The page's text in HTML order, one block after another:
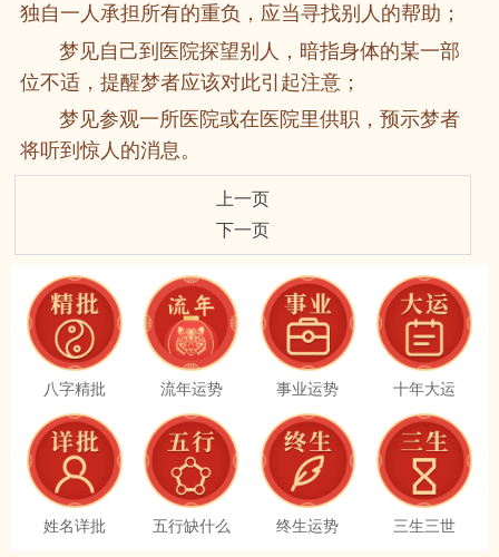
独自一人承担所有的重负，应当寻找别人的帮助；
梦见自己到医院探望别人，暗指身体的某一部
位不适，提醒梦者应该对此引起注意；
梦见参观一所医院或在医院里供职，预示梦者
将听到惊人的消息。
上一页
下一页
八字精批 流年运势 事业运势 十年大运
姓名详批 五行缺什么 终生运势 三生三世